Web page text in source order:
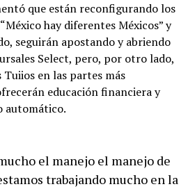
que están reconfigurando los
hay diferentes Méxicos” y
seguirán apostando y abriendo
Select, pero, por otro lado,
en las partes más
educación financiera y
automático.
el manejo el manejo de
trabajando mucho en la